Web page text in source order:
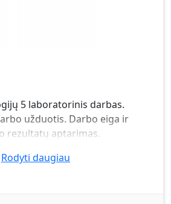
5 laboratorinis darbas.
užduotis. Darbo eiga ir
rezultatų aptarimas.
Rodyti daugiau